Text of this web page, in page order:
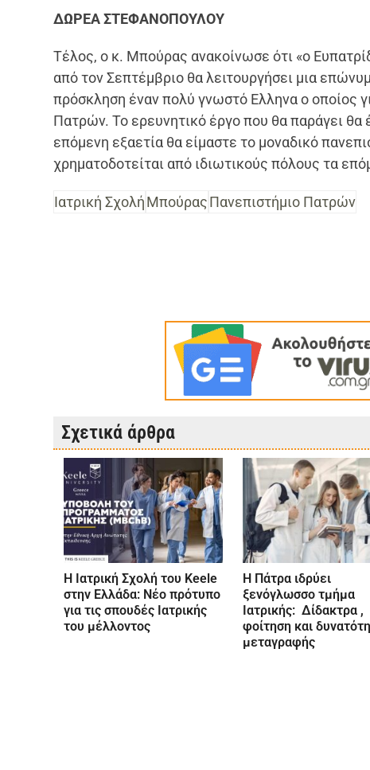
ΔΩΡΕΑ ΣΤΕΦΑΝΟΠΟΥΛΟΥ
Τέλος, ο κ. Μπούρας ανακοίνωσε ότι «ο
από τον Σεπτέμβριο θα λειτουργήσει μια
πρόσκληση έναν πολύ γνωστό Ελληνα ο οποίος
Πατρών. Το ερευνητικό έργο που θα παράγει θα
επόμενη εξαετία θα είμαστε το μοναδικό
χρηματοδοτείται από ιδιωτικούς πόλους τα
Ιατρική ΣχολήΜπούραςΠανεπιστήμιο Πατρών
Σχετικά άρθρα
Η Ιατρική Σχολή του Keele
στην Ελλάδα: Νέο πρότυπο
για τις σπουδές Ιατρικής
του μέλλοντος
Η Πάτρα ιδρύει
ξενόγλωσσο τμήμα
Ιατρικής: Δίδακτρα ,
φοίτηση και
μεταγραφής